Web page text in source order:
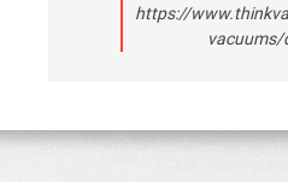
https://
vacuums/